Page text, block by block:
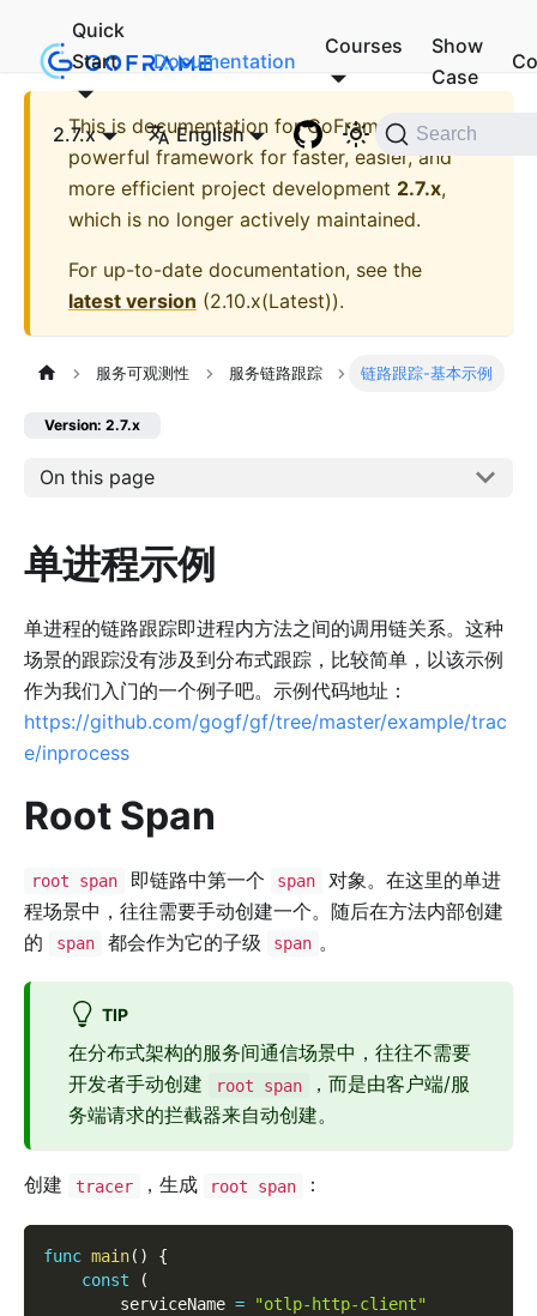
Quick
Start
Documentation
Courses
Show
Case
2.7.x English Search
This is documentation forGoFrame - A
powerful framework for faster, easier, and
more efficient project development 2.7.x,
which is no longer actively maintained.
For up-to-date documentation, see the
latest version (2.10.x(Latest)).
服务可观测性 服务链路跟踪 链路跟踪-基本示例
Version: 2.7.x
On this page
单进程示例
单进程的链路跟踪即进程内方法之间的调用链关系。这种
场景的跟踪没有涉及到分布式跟踪，比较简单，以该示例
作为我们入门的一个例子吧。示例代码地址：
https://github.com/gogf/gf/tree/master/example/trac
e/inprocess
Root Span
root span 即链路中第一个 span
对象。在这里的单进
程场景中，往往需要手动创建一个。随后在方法内部创建
的
span 都会作为它的子级 span 。
TIP
在分布式架构的服务间通信场景中，往往不需要
开发者手动创建
root span
，而是由客户端/服
务端请求的拦截器来自动创建。
创建 tracer ，生成 root span ：
func main( )
{
const
(
        serviceName
=
"otlp-http-client"